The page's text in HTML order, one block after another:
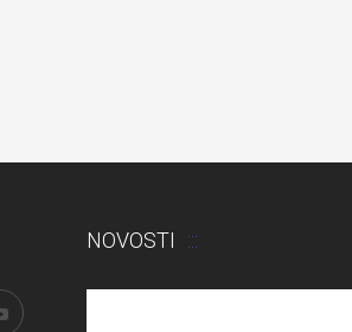
NOVOSTI